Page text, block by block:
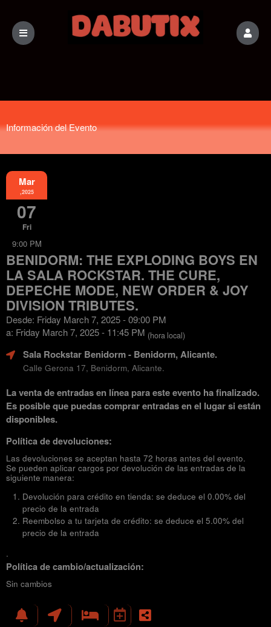
Información del Evento
Mar
,2025
07
Fri
9:00 PM
BENIDORM: THE EXPLODING BOYS EN
LA SALA ROCKSTAR. THE CURE,
DEPECHE MODE, NEW ORDER & JOY
DIVISION TRIBUTES.
Desde: Friday March 7, 2025 - 09:00 PM
a: Friday March 7, 2025 - 11:45 PM (hora local)
Sala Rockstar Benidorm- Benidorm, Alicante.
Calle Gerona 17, Benidorm, Alicante.
La venta de entradas en línea para este evento ha finalizado.
Es posible que puedas comprar entradas en el lugar si están
disponibles.
Política de devoluciones:
Las devoluciones se aceptan hasta 72 horas antes del evento.
Se pueden aplicar cargos por devolución de las entradas de la
siguiente manera:
Devolución para crédito en tienda: se deduce el 0.00% del
precio de la entrada
Reembolso a tu tarjeta de crédito: se deduce el 5.00% del
precio de la entrada
.
Política de cambio/actualización:
Sin cambios